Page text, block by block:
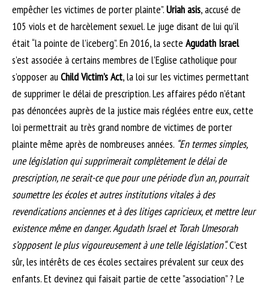
empêcher les victimes de porter plainte”.Uriah asis, accusé de
105 viols et de harcèlement sexuel. Le juge disant de lui qu’il
était “la pointe de l’iceberg”. En 2016, la secte Agudath Israel
s’est associée à certains membres de l’Eglise catholique pour
s’opposer au Child Victim’s Act, la loi sur les victimes permettant
de supprimer le délai de prescription. Les affaires pédo n’étant
pas dénoncées auprès de la justice mais réglées entre eux, cette
loi permettrait au très grand nombre de victimes de porter
plainte même après de nombreuses années. “En termes simples,
une législation qui supprimerait complètement le délai de
prescription, ne serait-ce que pour une période d’un an, pourrait
soumettre les écoles et autres institutions vitales à des
revendications anciennes et à des litiges capricieux, et mettre leur
existence même en danger. Agudath Israel et Torah Umesorah
s’opposent le plus vigoureusement à une telle législation“.C’est
sûr, les intérêts de ces écoles sectaires prévalent sur ceux des
enfants. Et devinez qui faisait partie de cette ”association” ? Le